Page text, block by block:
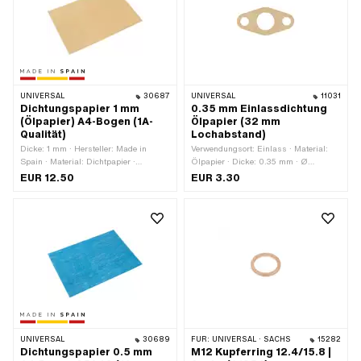
UNIVERSAL 30687
Dichtungspapier 1 mm
(Ölpapier) A4-Bogen (1A-
Qualität)
Dicke: 1 mm · Hersteller: Made in
Spain · Material: Dichtpapier ·
Verwendungsort: Universal
EUR 12.50
UNIVERSAL 11031
0.35 mm Einlassdichtung
Ölpapier (32 mm
Lochabstand)
Verwendungsort: Einlass · Material:
Ölpapier · Dicke: 0.35 mm · Ø
Auslass innen: 14.5 mm ·
EUR 3.30
UNIVERSAL 30689
Dichtungspapier 0.5 mm
FÜR: UNIVERSAL · SACHS 15282
M12 Kupferring 12.4/15.8 |